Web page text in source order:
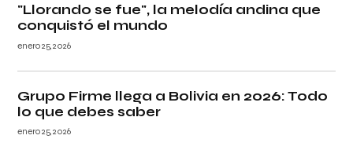
"Llorando se fue", la melodía andina que
conquistó el mundo
enero 25, 2026
Grupo Firme llega a Bolivia en 2026: Todo
lo que debes saber
enero 25, 2026